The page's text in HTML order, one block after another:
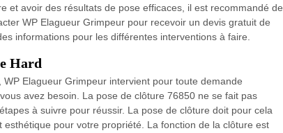
et avoir des résultats de pose efficaces, il est recommandé de
WP Elagueur Grimpeur pour recevoir un devis gratuit de
informations pour les différentes interventions à faire.
Hard
Elagueur Grimpeur intervient pour toute demande
avez besoin. La pose de clôture 76850 ne se fait pas
à suivre pour réussir. La pose de clôture doit pour cela
pour votre propriété. La fonction de la clôture est